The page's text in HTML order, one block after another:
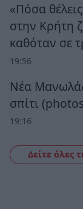
«Πόσα
στην Κρήτη
καθόταν σε
19:56
Νέα
σπίτι
19:16
Δείτε όλες